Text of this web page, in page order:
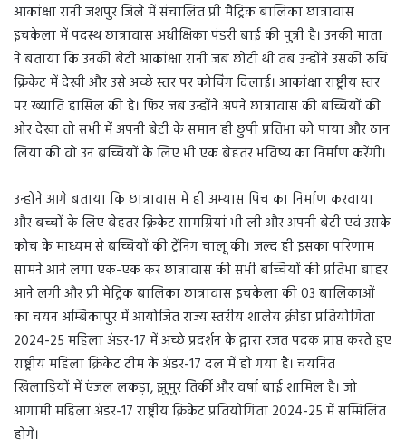
आकांक्षा रानी जशपुर जिले में संचालित प्री मैट्रिक बालिका छात्रावास
इचकेला में पदस्थ छात्रावास अधीक्षिका पंडरी बाई की पुत्री है। उनकी माता
ने बताया कि उनकी बेटी आकांक्षा रानी जब छोटी थी तब उन्होंने उसकी रुचि
क्रिकेट में देखी और उसे अच्छे स्तर पर कोचिंग दिलाई। आकांक्षा राष्ट्रीय स्तर
पर ख्याति हासिल की है। फिर जब उन्होंने अपने छात्रावास की बच्चियों की
ओर देखा तो सभी में अपनी बेटी के समान ही छुपी प्रतिभा को पाया और ठान
लिया की वो उन बच्चियों के लिए भी एक बेहतर भविष्य का निर्माण करेंगी।
उन्होंने आगे बताया कि छात्रावास में ही अभ्यास पिच का निर्माण करवाया
और बच्चों के लिए बेहतर क्रिकेट सामग्रियां भी ली और अपनी बेटी एवं उसके
कोच के माध्यम से बच्चियों की ट्रेंनिग चालू की। जल्द ही इसका परिणाम
सामने आने लगा एक-एक कर छात्रावास की सभी बच्चियों की प्रतिभा बाहर
आने लगी और प्री मेट्रिक बालिका छात्रावास इचकेला की 03 बालिकाओं
का चयन अम्बिकापुर में आयोजित राज्य स्तरीय शालेय क्रीड़ा प्रतियोगिता
2024-25 महिला अंडर-17 में अच्छे प्रदर्शन के द्वारा रजत पदक प्राप्त करते हुए
राष्ट्रीय महिला क्रिकेट टीम के अंडर-17 दल में हो गया है। चयनित
खिलाड़ियों में एंजल लकड़ा, झुमुर तिर्की और वर्षा बाई शामिल है। जो
आगामी महिला अंडर-17 राष्ट्रीय क्रिकेट प्रतियोगिता 2024-25 में सम्मिलित
होगें।